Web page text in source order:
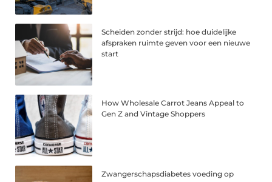
Scheiden zonder strijd: hoe duidelijke
afspraken ruimte geven voor een nieuwe
start
How Wholesale Carrot Jeans Appeal to
Gen Z and Vintage Shoppers
Zwangerschapsdiabetes voeding op